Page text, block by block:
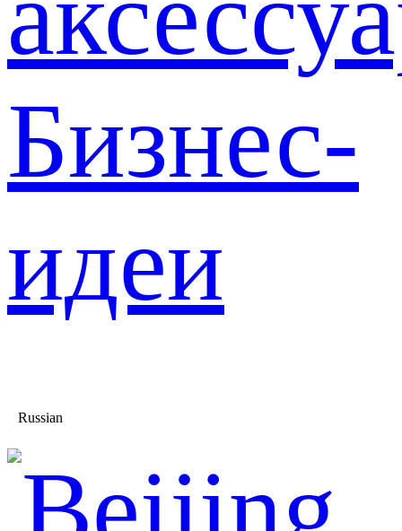
Бизнес-
идеи
Russian